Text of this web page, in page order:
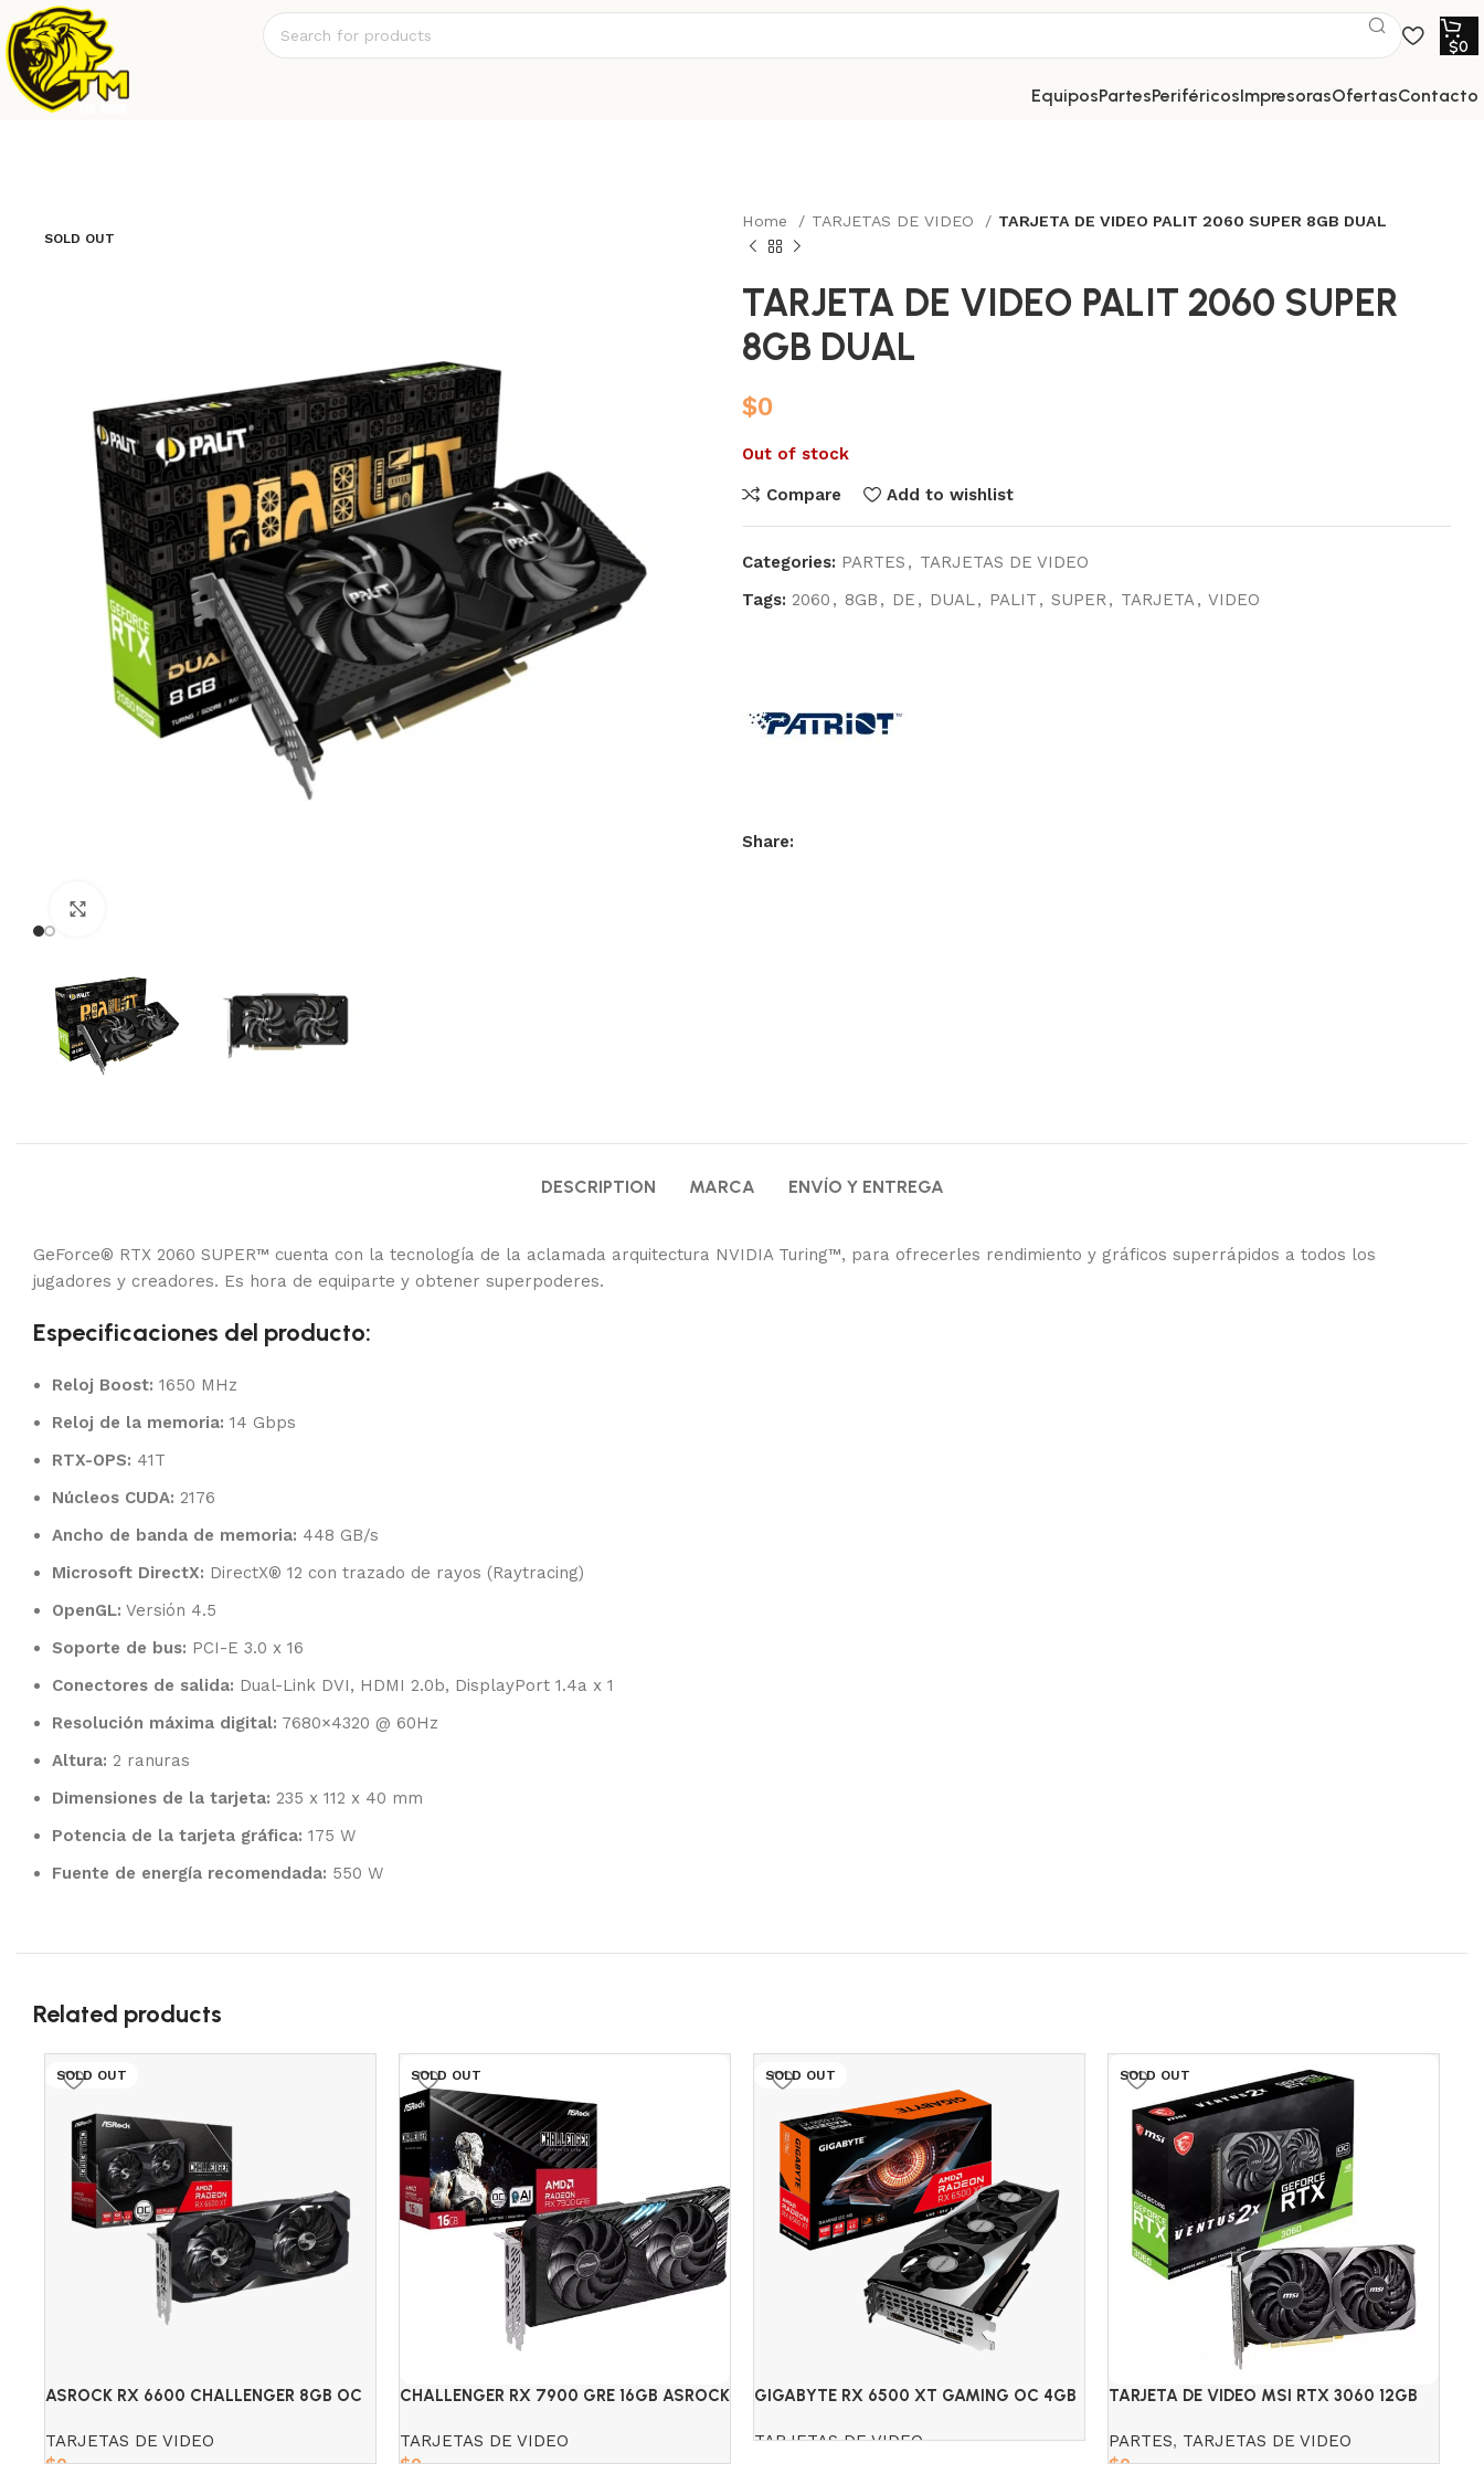
$0
equipos partes periféricos impresoras ofertas contacto
SOLD OUT
Home TARJETAS DE VIDEO TARJETA DE VIDEO PALIT 2060 SUPER 8GB DUAL
TARJETA DE VIDEO PALIT 2060 SUPER
8GB DUAL
$0
Out of stock
Compare Add to wishlist
Categories: PARTES , TARJETAS DE VIDEO
Tags: 2060 , 8GB , DE , DUAL, PALIT , SUPER, TARJETA, VIDEO
Share:
DESCRIPTION MARCA ENVÍO Y ENTREGA
GeForce® RTX 2060 SUPER™ cuenta con la tecnología de la aclamada arquitectura NVIDIA Turing™, para ofrecerles rendimiento y gráficos superrápidos a todos los
jugadores y creadores. Es hora de equiparte y obtener superpoderes.
Especificaciones del producto:
Reloj Boost: 1650 MHz
Reloj de la memoria: 14 Gbps
RTX-OPS: 41T
Núcleos CUDA: 2176
Ancho de banda de memoria: 448 GB/s
Microsoft DirectX: DirectX® 12 con trazado de rayos (Raytracing)
OpenGL: Versión 4.5
Soporte de bus: PCI-E 3.0 x 16
Conectores de salida: Dual-Link DVI, HDMI 2.0b, DisplayPort 1.4a x 1
Resolución máxima digital: 7680×4320 @ 60Hz
Altura: 2 ranuras
Dimensiones de la tarjeta: 235 x 112 x 40 mm
Potencia de la tarjeta gráfica: 175 W
Fuente de energía recomendada: 550 W
Related products
SOLD OUT
ASROCK RX 6600 CHALLENGER 8GB OC
TARJETAS DE VIDEO
$0
SOLD OUT
CHALLENGER RX 7900 GRE 16GB ASROCK
TARJETAS DE VIDEO
$0
SOLD OUT
GIGABYTE RX 6500 XT GAMING OC 4GB
TARJETAS DE VIDEO
SOLD OUT
TARJETA DE VIDEO MSI RTX 3060 12GB
PARTES, TARJETAS DE VIDEO
$0